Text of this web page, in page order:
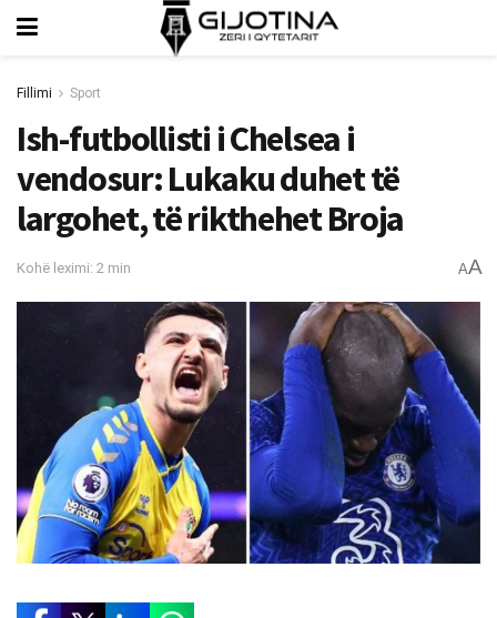
Fillimi Sport
Ish-futbollisti i Chelsea i
vendosur: Lukaku duhet të
largohet, të rikthehet Broja
Kohë leximi: 2 min AA